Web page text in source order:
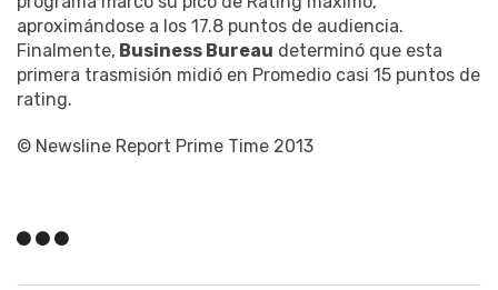
aproximándose a los 17.8 puntos de audiencia.
Finalmente, Business Bureau determinó que esta
primera trasmisión midió en Promedio casi 15 puntos de
rating.
© Newsline Report Prime Time 2013